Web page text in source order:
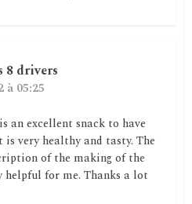
8 drivers
à 05:25
an excellent snack to have
very healthy and tasty. The
of the making of the
helpful for me. Thanks a lot